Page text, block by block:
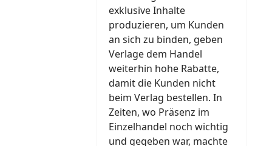
exklusive Inhalte
produzieren, um Kunden
an sich zu binden, geben
Verlage dem Handel
weiterhin hohe Rabatte,
damit die Kunden nicht
beim Verlag bestellen. In
Zeiten, wo Präsenz im
Einzelhandel noch wichtig
und gegeben war, machte